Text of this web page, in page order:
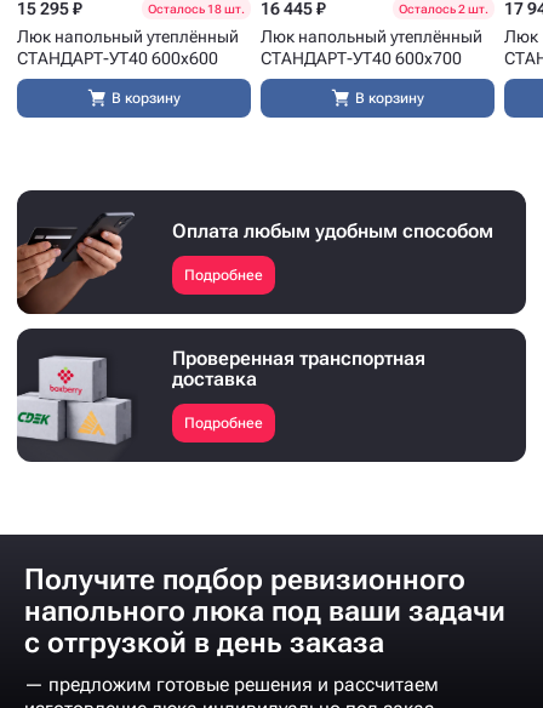
15 295 ₽ Осталось 18 шт.
Люк напольный утеплённый
СТАНДАРТ-УТ40 600x600
В корзину
16 445 ₽ Осталось 2 шт.
Люк напольный утеплённый
СТАНДАРТ-УТ40 600x700
В корзину
17
Люк
Оплата любым удобным способом
Подробнее
Проверенная транспортная
доставка
Подробнее
Получите подбор ревизионного
напольного люка под ваши задачи
с отгрузкой в день заказа
— предложим готовые решения и рассчитаем